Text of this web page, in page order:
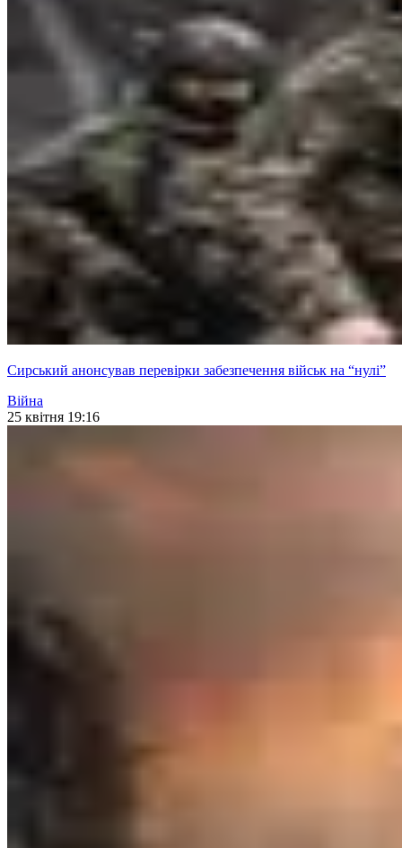
Сирський анонсував перевірки забезпечення військ на “нулі”
Війна
25 квітня 19:16